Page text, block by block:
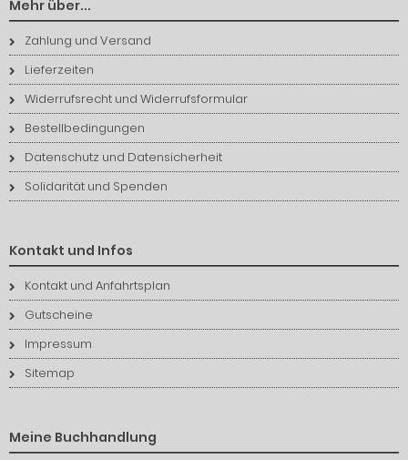
Mehr über...
Zahlung und Versand
Lieferzeiten
Widerrufsrecht und Widerrufsformular
Bestellbedingungen
Datenschutz und Datensicherheit
Solidarität und Spenden
Kontakt und Infos
Kontakt und Anfahrtsplan
Gutscheine
Impressum
Sitemap
Meine Buchhandlung